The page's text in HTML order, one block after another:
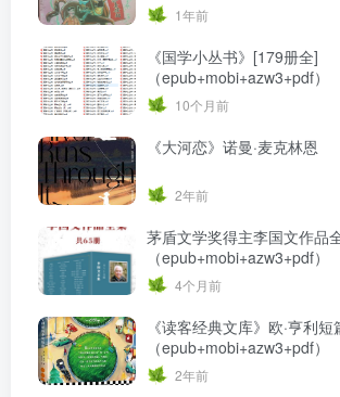
1年前
《国学小丛书》[179册全]
（epub+mobi+azw3+pdf）
10个月前
《大河恋》诺曼·麦克林恩
2年前
茅盾文学奖得主李国文作品
（epub+mobi+azw3+pdf）
4个月前
《读客经典文库》欧·亨利
（epub+mobi+azw3+pdf）
2年前